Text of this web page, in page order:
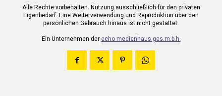
Alle Rechte vorbehalten. Nutzung ausschließlich für den privaten
Eigenbedarf. Eine Weiterverwendung und Reproduktion über den
persönlichen Gebrauch hinaus ist nicht gestattet.
Ein Unternehmen der echo medienhaus ges.m.b.h.